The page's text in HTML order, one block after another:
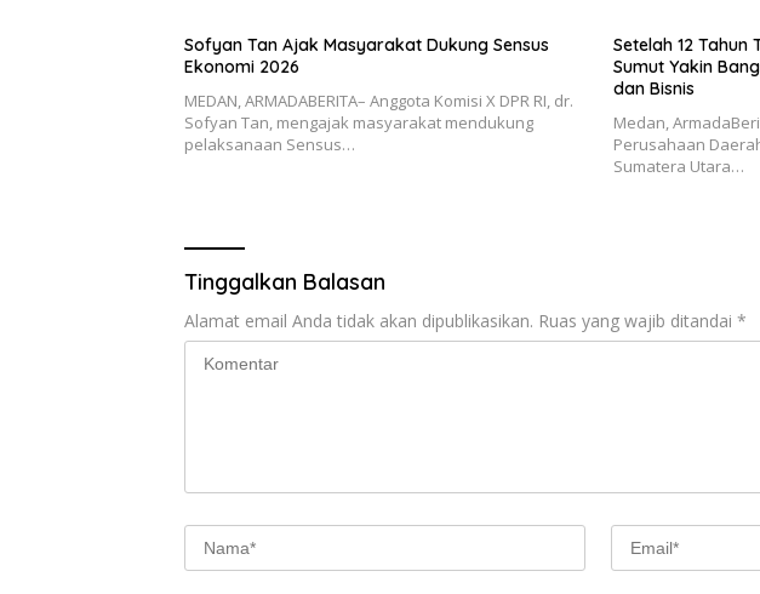
Sofyan Tan Ajak Masyarakat Dukung Sensus
Ekonomi 2026
MEDAN, ARMADABERITA– Anggota Komisi X DPR RI, dr.
Sofyan Tan, mengajak masyarakat mendukung
pelaksanaan Sensus…
Setelah 12 Tahun
Sumut Yakin
dan Bisnis
Medan,
Perusahaan
Sumatera Utara…
Tinggalkan Balasan
Alamat email Anda tidak akan dipublikasikan. Ruas yang wajib ditandai *